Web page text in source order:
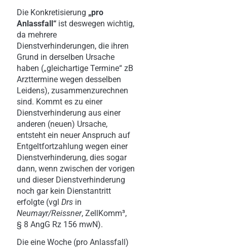
Die Konkretisierung „pro
Anlassfall“ ist deswegen wichtig,
da mehrere
Dienstverhinderungen, die ihren
Grund in derselben Ursache
haben („gleichartige Termine“ zB
Arzttermine wegen desselben
Leidens), zusammenzurechnen
sind. Kommt es zu einer
Dienstverhinderung aus einer
anderen (neuen) Ursache,
entsteht ein neuer Anspruch auf
Entgeltfortzahlung wegen einer
Dienstverhinderung, dies sogar
dann, wenn zwischen der vorigen
und dieser Dienstverhinderung
noch gar kein Dienstantritt
erfolgte (vgl Drs in
Neumayr/Reissner, ZellKomm³,
§ 8 AngG Rz 156 mwN).
Die eine Woche (pro Anlassfall)